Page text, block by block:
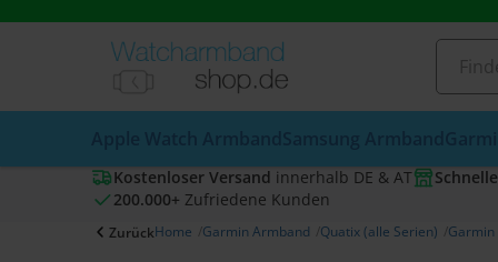
Kostenloser Versand innerhalb DE & AT
200.000+ Zufriedene Kunden
ZurückHome Garmin Armband Quatix (alle Serien) Garmin